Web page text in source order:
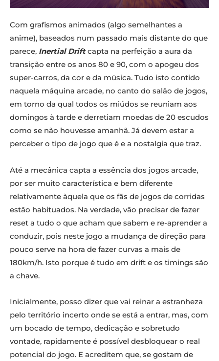
Com grafismos animados (algo semelhantes a
anime), baseados num passado mais distante do que
parece, Inertial Drift capta na perfeição a aura da
transição entre os anos 80 e 90, com o apogeu dos
super-carros, da cor e da música. Tudo isto contido
naquela máquina arcade, no canto do salão de jogos,
em torno da qual todos os miúdos se reuniam aos
domingos à tarde e derretiam moedas de 20 escudos
como se não houvesse amanhã. Já devem estar a
perceber o tipo de jogo que é e a nostalgia que traz.
Até a mecânica capta a essência dos jogos arcade,
por ser muito característica e bem diferente
relativamente àquela que os fãs de jogos de corridas
estão habituados. Na verdade, vão precisar de fazer
reset a tudo o que acham que sabem e re-aprender a
conduzir, pois neste jogo a mudança de direção para
pouco serve na hora de fazer curvas a mais de
180km/h. Isto porque é tudo em drift e os timings são
a chave.
Inicialmente, posso dizer que vai reinar a estranheza
pelo território incerto onde se está a entrar, mas, com
um bocado de tempo, dedicação e sobretudo
vontade, rapidamente é possível desbloquear o real
potencial do jogo. E acreditem que, se gostam de